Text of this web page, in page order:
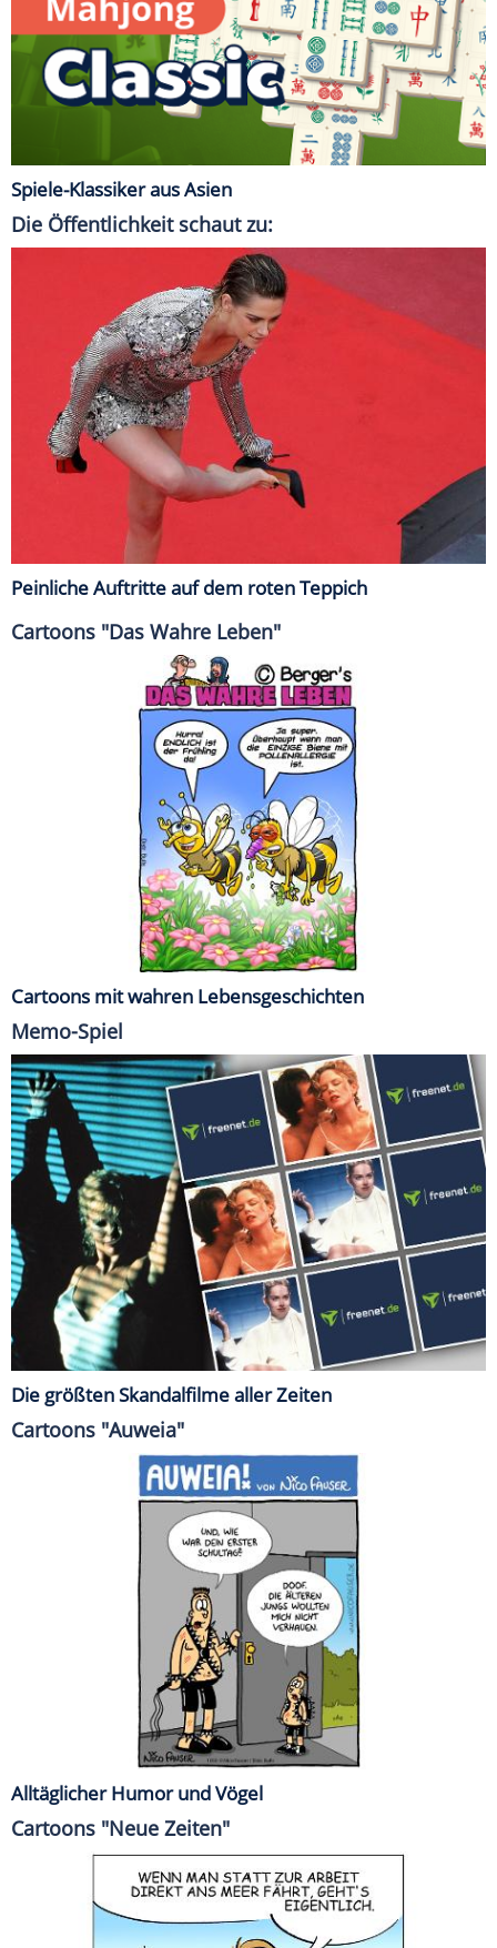
Spiele-Klassiker aus Asien
Die Öffentlichkeit schaut zu:
Peinliche Auftritte auf dem roten Teppich
Cartoons "Das Wahre Leben"
Cartoons mit wahren Lebensgeschichten
Memo-Spiel
Die größten Skandalfilme aller Zeiten
Cartoons "Auweia"
Alltäglicher Humor und Vögel
Cartoons "Neue Zeiten"